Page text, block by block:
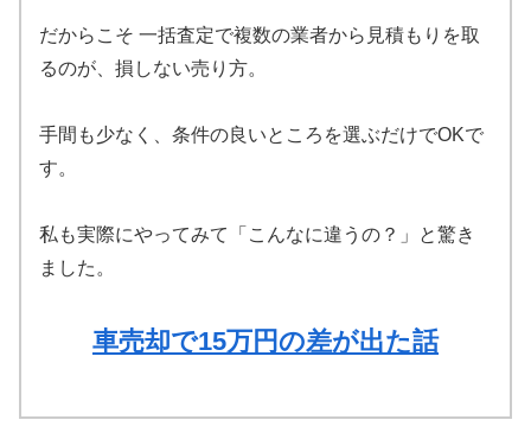
だからこそ 一括査定で複数の業者から見積もりを取
るのが、損しない売り方。
手間も少なく、条件の良いところを選ぶだけでOKで
す。
私も実際にやってみて「こんなに違うの？」と驚き
ました。
車売却で15万円の差が出た話